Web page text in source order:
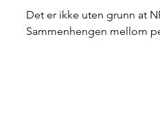
Det er ikke uten grunn at
Sammenhengen mellom